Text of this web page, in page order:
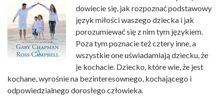
dowiecie się, jak rozpoznać podstawowy
język miłości waszego dziecka i jak
porozumiewać się z nim tym językiem.
Poza tym poznacie też cztery inne, a
wszystkie one uświadamiają dziecku, że
je kochacie. Dziecko, które wie, że jest
kochane, wyrośnie na bezinteresownego, kochającego i
odpowiedzialnego dorosłego człowieka.